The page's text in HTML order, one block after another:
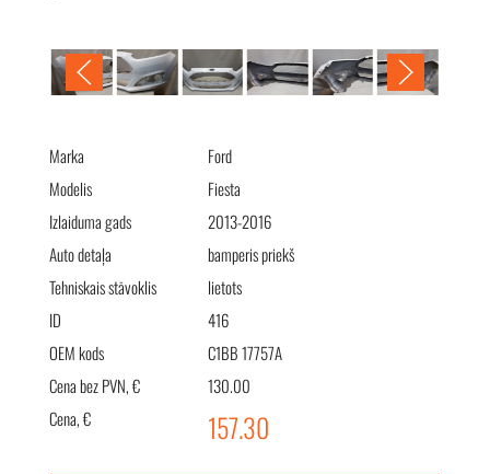
Marka
Ford
Modelis
Fiesta
Izlaiduma gads
2013-2016
Auto detaļa
bamperis priekš
Tehniskais stāvoklis
lietots
ID
416
OEM kods
C1BB 17757A
Cena bez PVN, €
130.00
Cena, €
157.30